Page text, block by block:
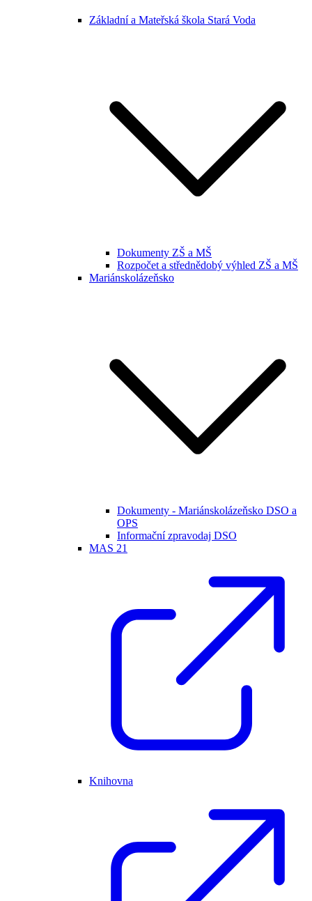
Základní a Mateřská škola Stará Voda
Dokumenty ZŠ a MŠ
Rozpočet a střednědobý výhled ZŠ a MŠ
Mariánskolázeňsko
Dokumenty - Mariánskolázeňsko DSO a
OPS
Informační zpravodaj DSO
MAS 21
Knihovna